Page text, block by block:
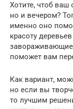
Хотите, чтоб ваш
но и вечером?
именно оно
красоту
завораживающие
поможет вам
Как вариант,
но если вы
то лучшим